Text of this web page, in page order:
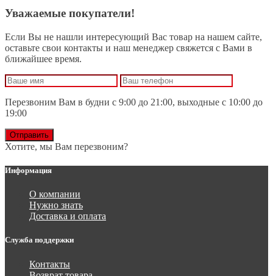
Уважаемые покупатели!
Если Вы не нашли интересующий Вас товар на нашем сайте,
оставьте свои контакты и наш менеджер свяжется с Вами в
ближайшее время.
Перезвоним Вам в будни с 9:00 до 21:00, выходные с 10:00 до
19:00
Отправить
Хотите, мы Вам перезвоним?
Информация
О компании
Нужно знать
Доставка и оплата
Служба поддержки
Контакты